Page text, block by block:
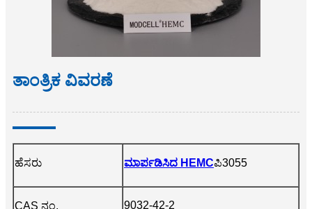
ತಾಂತ್ರಿಕ ವಿವರಣೆ
ಹೆಸರು ಮಾರ್ಪಡಿಸಿದ HEMCಪಿ3055
CAS ನಂ. 9032-42-2